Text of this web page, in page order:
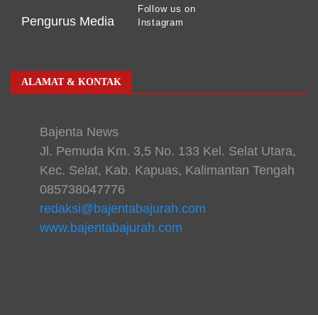
Pengurus Media
Follow us on
Instagram
ALAMAT & KONTAK
Bajenta News
Jl. Pemuda Km. 3,5 No. 133 Kel. Selat Utara,
Kec. Selat, Kab. Kapuas, Kalimantan Tengah
085738047776
redaksi@bajentabajurah.com
www.bajentabajurah.com